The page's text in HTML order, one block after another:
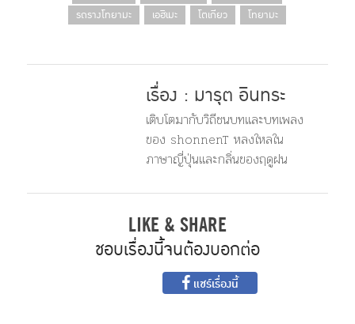
รถรางโทยามะ
เอฮิเมะ โตเกียว โทยามะ
เรื่อง : มารุต อินทระ
เติบโตมากับวิถีชนบทและบทเพลง
ของ shonnenT หลงใหลใน
ภาษาญี่ปุ่นและกลิ่นของฤดูฝน
LIKE & SHARE
ชอบเรื่องนี้จนต้องบอกต่อ
แชร์เรื่องนี้